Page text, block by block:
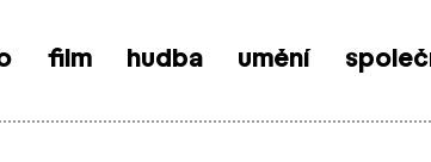
film hudba umění